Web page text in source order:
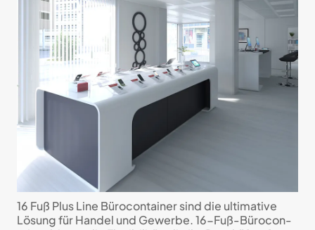
16 Fuß Plus Line Büro­con­tainer sind die ulti­ma­tive
Lö­sung für Handel und Gewerbe. 16-Fuß-Büro­con­